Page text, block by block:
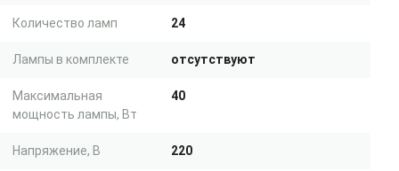
Количество ламп 24
Лампы в комплекте отсутствуют
Максимальная
мощность лампы, Вт
40
Напряжение, В 220